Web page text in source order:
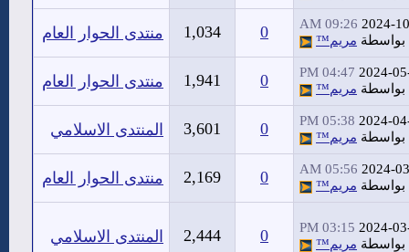
2024-
09:26 AM
بواسطة مريم™ 0
1,034 منتدى الحوار العام
2024-
04:47 PM
بواسطة مريم™ 0
1,941 منتدى الحوار العام
2024-
05:38 PM
بواسطة مريم™ 0
3,601 المنتدى الاسلامي
2024-
05:56 AM
بواسطة مريم™ 0
2,169 منتدى الحوار العام
2024-
03:15 PM
بواسطة مريم™ 0
2,444 المنتدى الاسلامي